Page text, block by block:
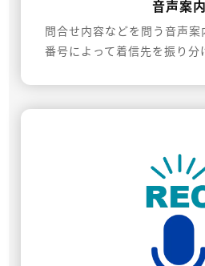
音声案内
問合せ内容などを問う音声
番号によって着信先を振り分